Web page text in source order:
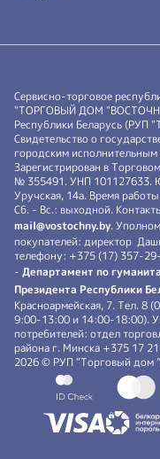
Сервисно-торговое
"ТОРГОВЫЙ ДОМ
Республики Беларусь
Свидетельство о
городским
Зарегистрирован в
№ 355491. УНП 101127633.
Уручская, 14а. Время
Сб. - Вс.: выходной.
mail@vostochny.by.
покупателей: директор
телефону: +375 (17) 357-
- Департамент по
Президента Республики
Красноармейская, 7. Тел. 8
9:00-13:00 и 14:00-18:00).
потребителей: отдел
района г. Минска +375 17
2026 © РУП “Торговый дом